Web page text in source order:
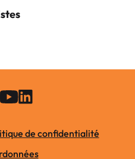
de confidentialité